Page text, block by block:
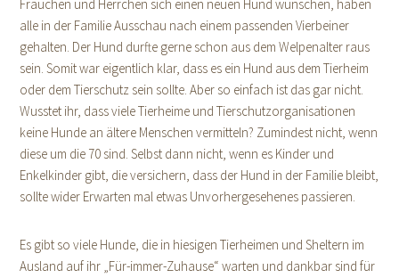
Frauchen und Herrchen sich einen neuen Hund wünschen, haben
alle in der Familie Ausschau nach einem passenden Vierbeiner
gehalten. Der Hund durfte gerne schon aus dem Welpenalter raus
sein. Somit war eigentlich klar, dass es ein Hund aus dem Tierheim
oder dem Tierschutz sein sollte. Aber so einfach ist das gar nicht.
Wusstet ihr, dass viele Tierheime und Tierschutzorganisationen
keine Hunde an ältere Menschen vermitteln? Zumindest nicht, wenn
diese um die 70 sind. Selbst dann nicht, wenn es Kinder und
Enkelkinder gibt, die versichern, dass der Hund in der Familie bleibt,
sollte wider Erwarten mal etwas Unvorhergesehenes passieren.
Es gibt so viele Hunde, die in hiesigen Tierheimen und Sheltern im
Ausland auf ihr „Für-immer-Zuhause“ warten und dankbar sind für